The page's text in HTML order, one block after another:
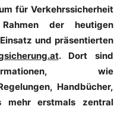
für Verkehrssicherheit
der heutigen
und präsentierten
. Dort sind
wie
Handbücher,
mehr erstmals zentral